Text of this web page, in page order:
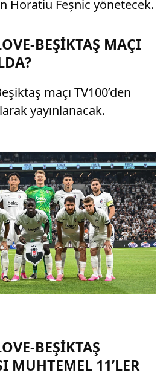
Horatiu Feșnic yönetecek.
BEŞİKTAŞ MAÇI
maçı TV100’den
yayınlanacak.
BEŞİKTAŞ
MUHTEMEL 11’LER